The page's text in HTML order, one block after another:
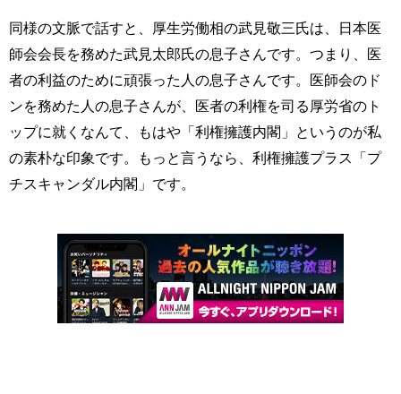
同様の文脈で話すと、厚生労働相の武見敬三氏は、日本医
師会会長を務めた武見太郎氏の息子さんです。つまり、医
者の利益のために頑張った人の息子さんです。医師会のド
ンを務めた人の息子さんが、医者の利権を司る厚労省のト
ップに就くなんて、もはや「利権擁護内閣」というのが私
の素朴な印象です。もっと言うなら、利権擁護プラス「プ
チスキャンダル内閣」です。